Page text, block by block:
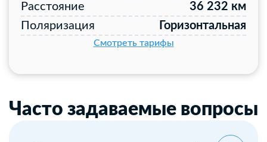
Расстояние
36 232 км
Поляризация
Горизонтальная
Смотреть тарифы
Часто задаваемые вопросы